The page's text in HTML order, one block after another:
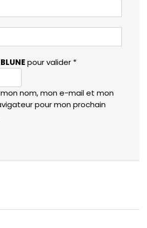
BLUNEpour valider *
mon nom, mon e-mail et mon
pour mon prochain